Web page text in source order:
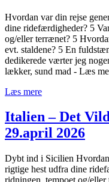
Hvordan var din rejse
dine ridefærdigheder? 5
og/eller terrænet? 5
evt. staldene? 5 En
dedikerede værter jeg
lækker, sund mad - Læs
Læs mere
Italien – Det
29.april 2026
Dybt ind i Sicilien
rigtige hest udfra dine